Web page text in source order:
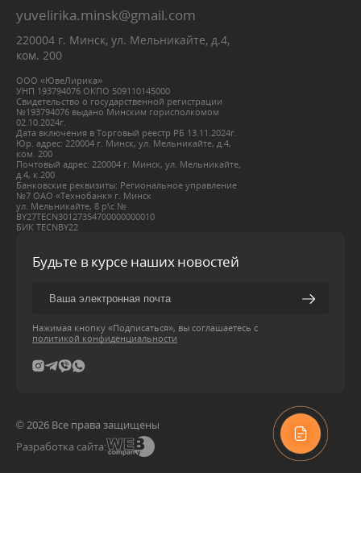
yuvelirika.minsk@gmail.com
220004 г. Минск, ул. Мельникайте, д.4,
ком. 200
ООО «ЮвеЛирика»
УНП 193794076 ОКПО 509110145000
Свидетельство о государственной регистрации
№193794076 выдано Минским горисполкомом
02.10.2024г.
Дата включения в Торговый реестр РБ 13.11.2024г.
Юр. адрес: 220004 г. Минск, ул. Мельникайте, д.4,
ком. 200
Почтовый адрес: 220004 г. Минск, ул. Мельникайте,
д.4, к.200
Банковские реквизиты: Региональное управление
№7 ОАО «Технобанк» г. Минск
ул. Мельникайте, 8 р\с №
BY27ТЕСN30127354700000000010
БИК ТЕСNBY22
Будьте в курсе наших новостей
Нажимая кнопку «Подписаться», вы соглашаетесь с
политикой конфиденциальности
© 2026 Все права защищены
Разработка сайта: